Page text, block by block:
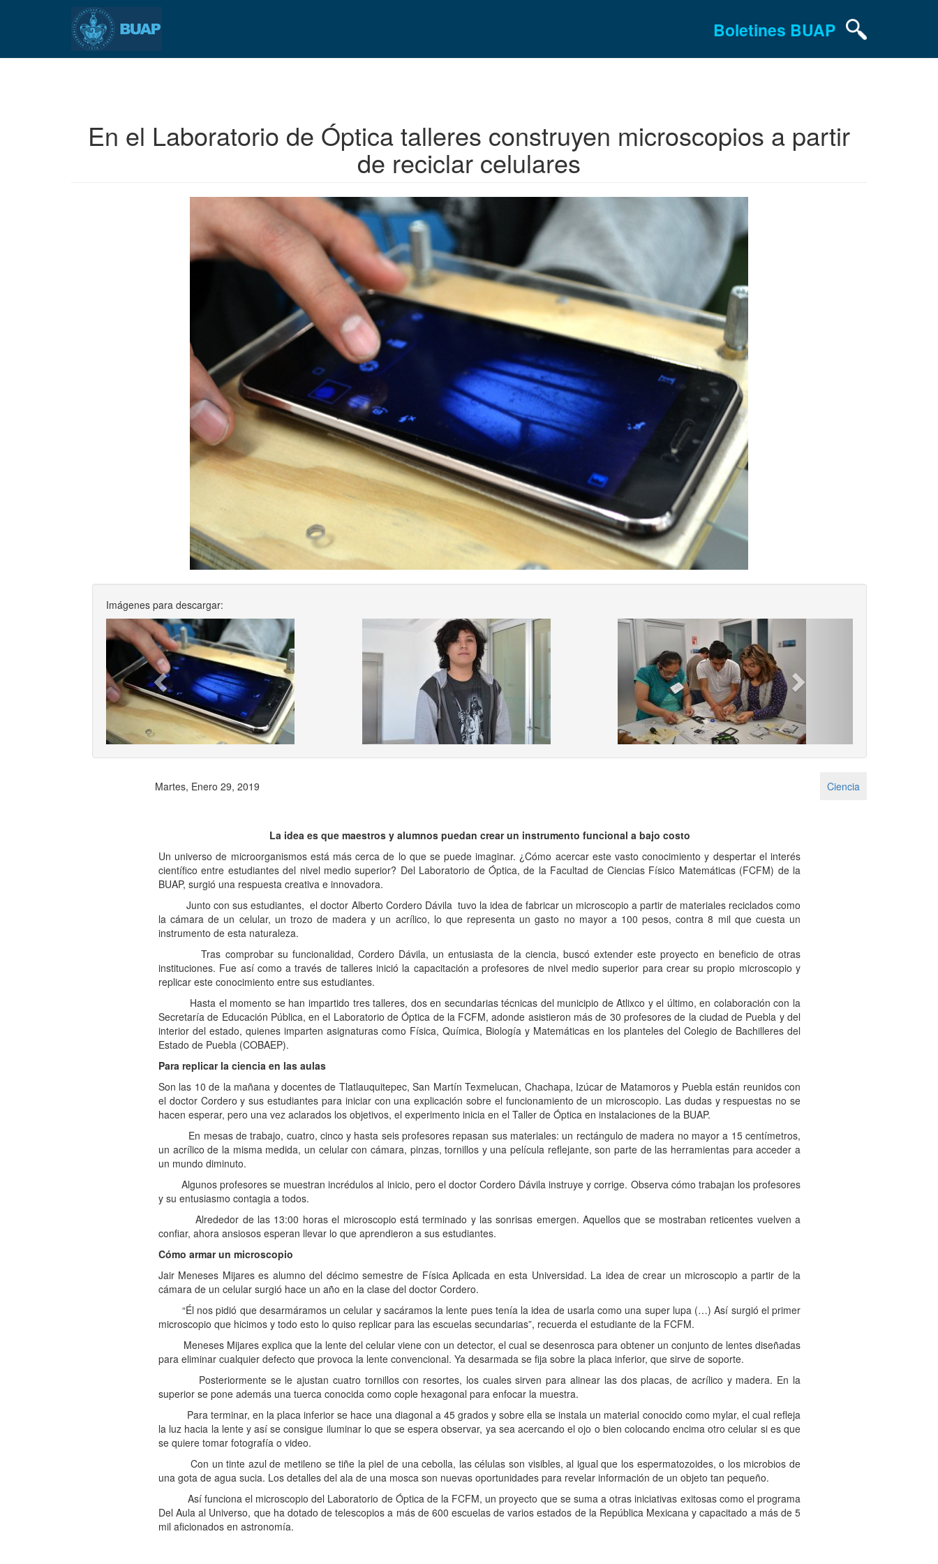
Boletines BUAP
En el Laboratorio de Óptica talleres construyen microscopios a partir
de reciclar celulares
Imágenes para descargar:
Previous
Martes, Enero 29, 2019 Ciencia
La idea es que maestros y alumnos puedan crear un instrumento funcional a bajo costo
Un universo de microorganismos está más cerca de lo que se puede imaginar. ¿Cómo acercar este vasto conocimiento y despertar el interés
científico entre estudiantes del nivel medio superior? Del Laboratorio de Óptica, de la Facultad de Ciencias Físico Matemáticas (FCFM) de la
BUAP, surgió una respuesta creativa e innovadora.
Junto con sus estudiantes, el doctor Alberto Cordero Dávila tuvo la idea de fabricar un microscopio a partir de materiales reciclados como
la cámara de un celular, un trozo de madera y un acrílico, lo que representa un gasto no mayor a 100 pesos, contra 8 mil que cuesta un
instrumento de esta naturaleza.
Tras comprobar su funcionalidad, Cordero Dávila, un entusiasta de la ciencia, buscó extender este proyecto en beneficio de otras
instituciones. Fue así como a través de talleres inició la capacitación a profesores de nivel medio superior para crear su propio microscopio y
replicar este conocimiento entre sus estudiantes.
Hasta el momento se han impartido tres talleres, dos en secundarias técnicas del municipio de Atlixco y el último, en colaboración con la
Secretaría de Educación Pública, en el Laboratorio de Óptica de la FCFM, adonde asistieron más de 30 profesores de la ciudad de Puebla y del
interior del estado, quienes imparten asignaturas como Física, Química, Biología y Matemáticas en los planteles del Colegio de Bachilleres del
Estado de Puebla (COBAEP).
Para replicar la ciencia en las aulas
Son las 10 de la mañana y docentes de Tlatlauquitepec, San Martín Texmelucan, Chachapa, Izúcar de Matamoros y Puebla están reunidos con
el doctor Cordero y sus estudiantes para iniciar con una explicación sobre el funcionamiento de un microscopio. Las dudas y respuestas no se
hacen esperar, pero una vez aclarados los objetivos, el experimento inicia en el Taller de Óptica en instalaciones de la BUAP.
En mesas de trabajo, cuatro, cinco y hasta seis profesores repasan sus materiales: un rectángulo de madera no mayor a 15 centímetros,
un acrílico de la misma medida, un celular con cámara, pinzas, tornillos y una película reflejante, son parte de las herramientas para acceder a
un mundo diminuto.
Algunos profesores se muestran incrédulos al inicio, pero el doctor Cordero Dávila instruye y corrige. Observa cómo trabajan los profesores
y su entusiasmo contagia a todos.
Alrededor de las 13:00 horas el microscopio está terminado y las sonrisas emergen. Aquellos que se mostraban reticentes vuelven a
confiar, ahora ansiosos esperan llevar lo que aprendieron a sus estudiantes.
Cómo armar un microscopio
Jair Meneses Mijares es alumno del décimo semestre de Física Aplicada en esta Universidad. La idea de crear un microscopio a partir de la
cámara de un celular surgió hace un año en la clase del doctor Cordero.
“Él nos pidió que desarmáramos un celular y sacáramos la lente pues tenía la idea de usarla como una super lupa (…) Así surgió el primer
microscopio que hicimos y todo esto lo quiso replicar para las escuelas secundarias”, recuerda el estudiante de la FCFM.
Meneses Mijares explica que la lente del celular viene con un detector, el cual se desenrosca para obtener un conjunto de lentes diseñadas
para eliminar cualquier defecto que provoca la lente convencional. Ya desarmada se fija sobre la placa inferior, que sirve de soporte.
Posteriormente se le ajustan cuatro tornillos con resortes, los cuales sirven para alinear las dos placas, de acrílico y madera. En la
superior se pone además una tuerca conocida como cople hexagonal para enfocar la muestra.
Para terminar, en la placa inferior se hace una diagonal a 45 grados y sobre ella se instala un material conocido como mylar, el cual refleja
la luz hacia la lente y así se consigue iluminar lo que se espera observar, ya sea acercando el ojo o bien colocando encima otro celular si es que
se quiere tomar fotografía o video.
Con un tinte azul de metileno se tiñe la piel de una cebolla, las células son visibles, al igual que los espermatozoides, o los microbios de
una gota de agua sucia. Los detalles del ala de una mosca son nuevas oportunidades para revelar información de un objeto tan pequeño.
Así funciona el microscopio del Laboratorio de Óptica de la FCFM, un proyecto que se suma a otras iniciativas exitosas como el programa
Del Aula al Universo, que ha dotado de telescopios a más de 600 escuelas de varios estados de la República Mexicana y capacitado a más de 5
mil aficionados en astronomía.